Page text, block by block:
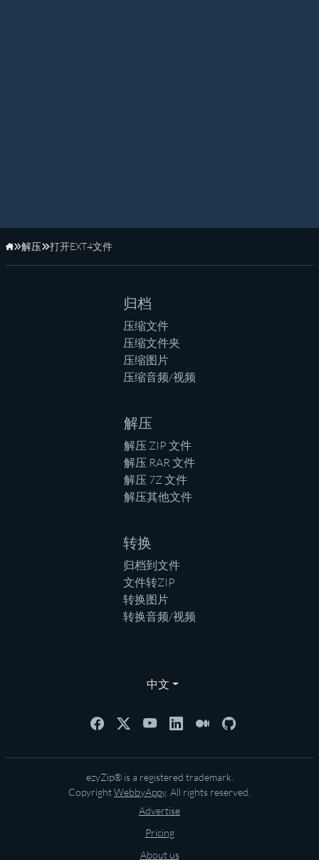
主页
解压 打开EXT4文件
归档
压缩文件
压缩文件夹
压缩图片
压缩音频/视频
解压
解压 ZIP 文件
解压 RAR 文件
解压 7Z 文件
解压其他文件
转换
归档到文件
文件转ZIP
转换图片
转换音频/视频
中文
ezyZip® is a registered trademark.
CopyrightWebbyAppy. All rights reserved.
Advertise
Pricing
About us